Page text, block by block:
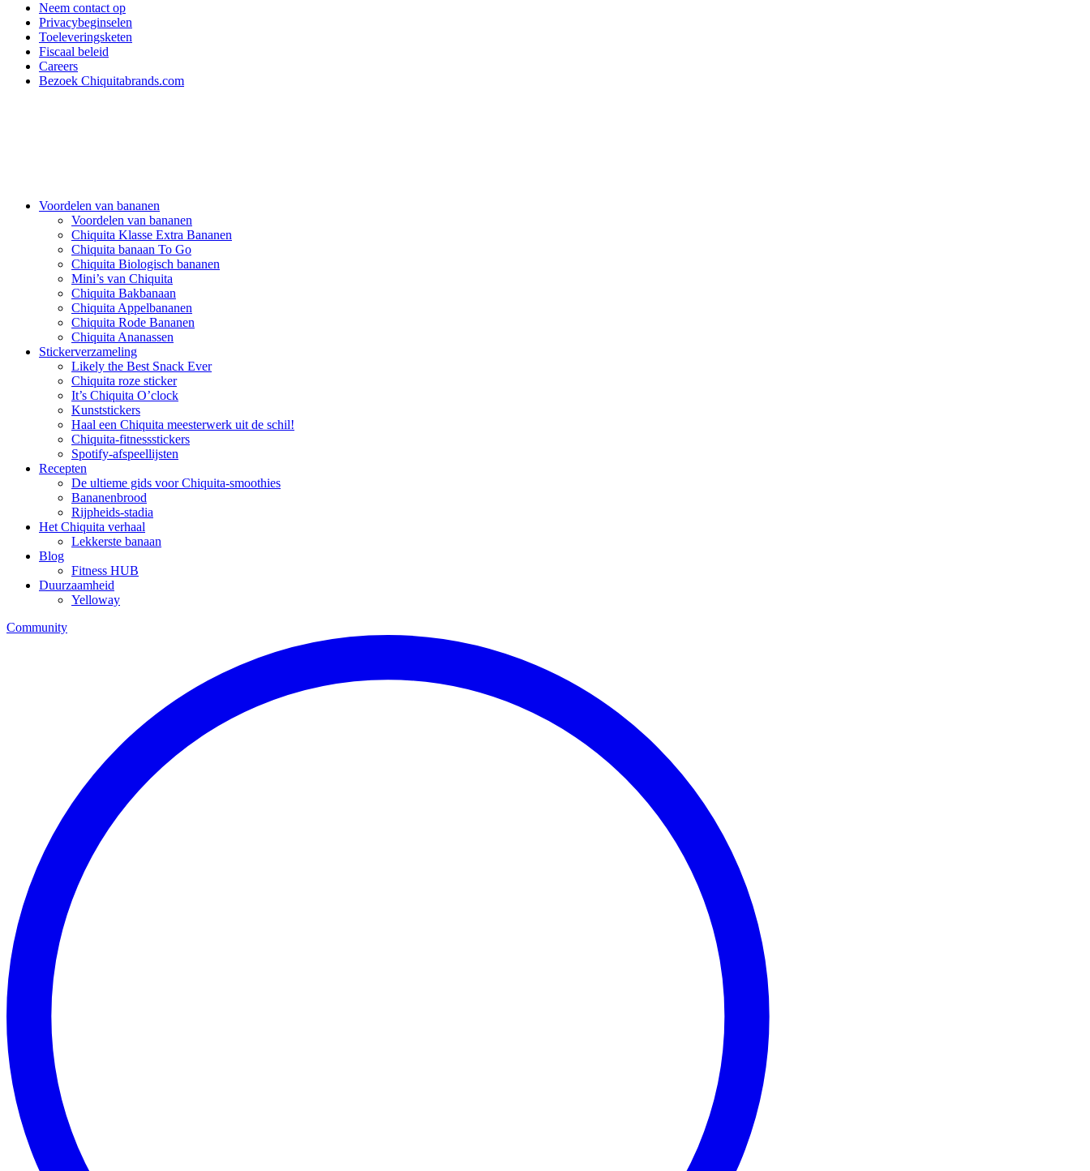
Neem contact op
Privacybeginselen
Toeleveringsketen
Fiscaal beleid
Careers
Bezoek Chiquitabrands.com
Voordelen van bananen
Voordelen van bananen
Chiquita Klasse Extra Bananen
Chiquita banaan To Go
Chiquita Biologisch bananen
Mini’s van Chiquita
Chiquita Bakbanaan
Chiquita Appelbananen
Chiquita Rode Bananen
Chiquita Ananassen
Stickerverzameling
Likely the Best Snack Ever
Chiquita roze sticker
It’s Chiquita O’clock
Kunststickers
Haal een Chiquita meesterwerk uit de schil!
Chiquita-fitnessstickers
Spotify-afspeellijsten
Recepten
De ultieme gids voor Chiquita-smoothies
Bananenbrood
Rijpheids-stadia
Het Chiquita verhaal
Lekkerste banaan
Blog
Fitness HUB
Duurzaamheid
Yelloway
Community